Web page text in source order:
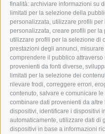
finalità: archiviare informazioni su
limitati per la selezione della
personalizzata, utilizzare profili
personalizzata, creare profili per
utilizzare profili per la selezione di
prestazioni degli annunci,
comprendere il pubblico
provenienti da fonti diverse,
limitati per la selezione dei
rilevare frodi, correggere errori,
contenuto, salvare e comunicare
combinare dati provenienti da
dispositivi, identificare i dispositivi
automaticamente, utilizzare dati di
dispositivi in base a informazioni
Via Carezza 42
I-39056 Nova Levante
Tel. +39 0471 613070
Fax +39 0471 614375
info@matzhof.it
CREDITS MAPPA DEL SITO